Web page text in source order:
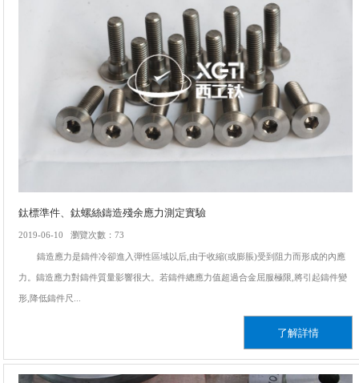
鈦標準件、鈦螺絲鑄造殘余應力測定實驗
2019-06-10 瀏覽次數：73
鑄造應力是鑄件冷卻進入彈性區域以后,由于收縮(或膨脹)受到阻力而形成的內應
力。鑄造應力對鑄件質量影響很大。若鑄件總應力值超過合金屈服極限,將引起鑄件變
形,降低鑄件尺...
了解詳情